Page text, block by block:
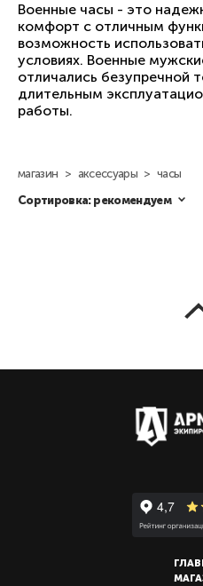
Военные часы - это
комфорт с отличным
возможность
условиях. Военные
отличались безупречной
длительным
работы.
магазин > аксессуары > часы
Сортировка: рекомендуем